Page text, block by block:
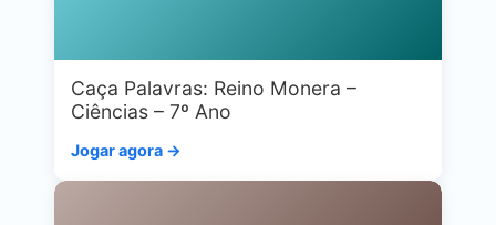
Caça Palavras: Reino Monera –
Ciências – 7º Ano
Jogar agora →